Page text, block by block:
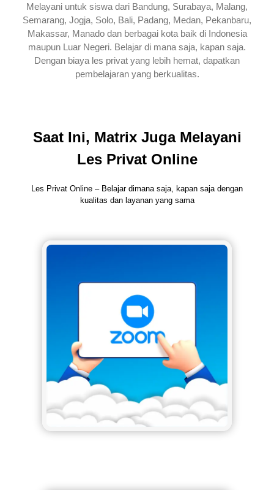
Melayani untuk siswa dari Bandung, Surabaya, Malang,
Semarang, Jogja, Solo, Bali, Padang, Medan, Pekanbaru,
Makassar, Manado dan berbagai kota baik di Indonesia
maupun Luar Negeri. Belajar di mana saja, kapan saja.
Dengan biaya les privat yang lebih hemat, dapatkan
pembelajaran yang berkualitas.
Saat Ini, Matrix Juga Melayani
Les Privat Online
Les Privat Online – Belajar dimana saja, kapan saja dengan
kualitas dan layanan yang sama